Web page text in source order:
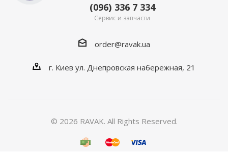
(096) 336 7 334
Сервис и запчасти
order@ravak.ua
г. Киев ул. Днепровская набережная, 21
© 2026 RAVAK. All Rights Reserved.